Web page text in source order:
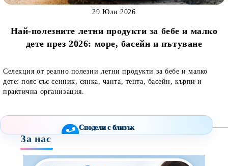
Сподели с близък
Facebook Viber
Най-полезните летни продукти за бебе и малко
дете през 2026: море, басейн и пътуване
29 Юли 2026
Селекция от реално полезни летни продукти за бебе и малко
дете: пояс със сенник, сянка, чанта, тента, басейн, кърпи и
практична организация.
За нас